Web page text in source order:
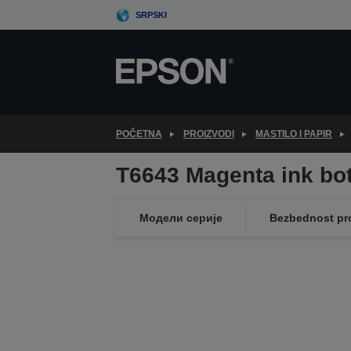
to
SRPSKI
POČETNA PROIZVODI MASTILO I PAPIR
T6643 Magenta ink
Модели серије Bezbednost